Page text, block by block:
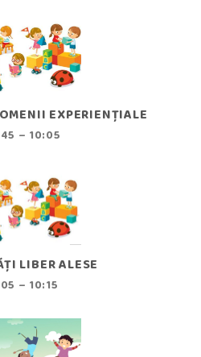
EXPERIENȚIALE
– 10:05
LIBER ALESE
– 10:15